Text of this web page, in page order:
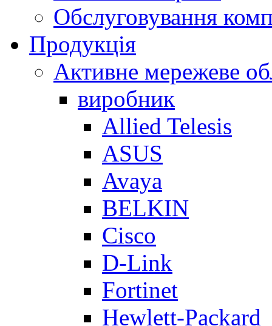
Обслуговування
Продукція
Активне мережеве
виробник
Allied Telesis
ASUS
Avaya
BELKIN
Cisco
D-Link
Fortinet
Hewlett-Packard